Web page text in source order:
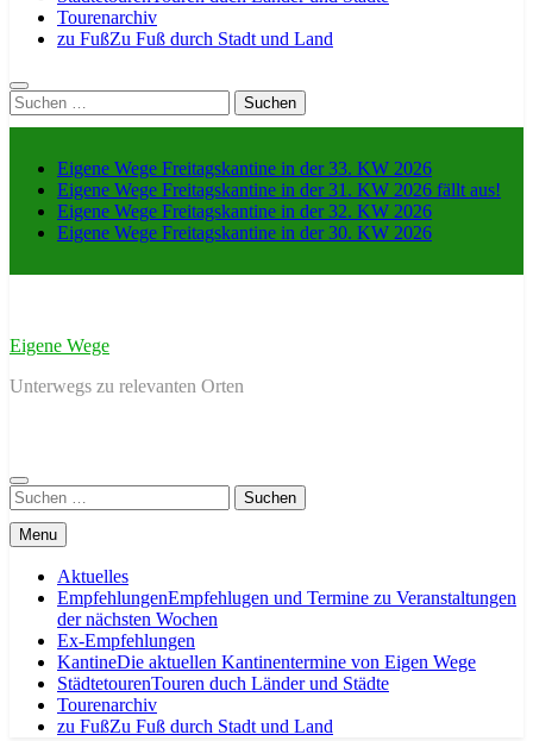
Tourenarchiv
zu FußZu Fuß durch Stadt und Land
Suche
nach:
Eigene Wege Freitagskantine in der 33. KW 2026
Eigene Wege Freitagskantine in der 31. KW 2026 fällt aus!
Eigene Wege Freitagskantine in der 32. KW 2026
Eigene Wege Freitagskantine in der 30. KW 2026
Eigene Wege
Unterwegs zu relevanten Orten
Suche
nach:
Menu
Aktuelles
EmpfehlungenEmpfehlugen und Termine zu Veranstaltungen
der nächsten Wochen
Ex-Empfehlungen
KantineDie aktuellen Kantinentermine von Eigen Wege
StädtetourenTouren duch Länder und Städte
Tourenarchiv
zu FußZu Fuß durch Stadt und Land